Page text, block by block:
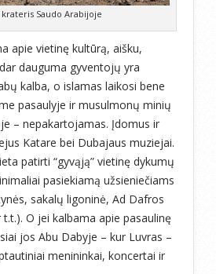
krateris Saudo Arabijoje
apie vietinę kultūrą, aišku,
dauguma gyventojų yra
kalba, o islamas laikosi bene
pasaulyje ir musulmonų minių
– nepakartojamas. Įdomus ir
Katare bei Dubajaus muziejai.
patirti “gyvąją” vietinę dykumų
pasiekiamą užsieniečiams
sakalų ligoninė, Ad Dafros
O jei kalbama apie pasaulinę
jos Abu Dabyje – kur Luvras –
menininkai, koncertai ir